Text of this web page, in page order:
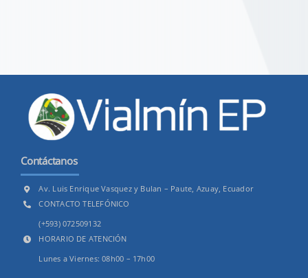
Contáctanos
Av. Luis Enrique Vasquez y Bulan – Paute, Azuay, Ecuador
CONTACTO TELEFÓNICO
(+593) 072509132
HORARIO DE ATENCIÓN
Lunes a Viernes: 08h00 – 17h00